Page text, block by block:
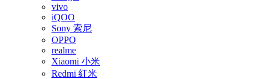
vivo
iQOO
Sony 索尼
OPPO
realme
Xiaomi 小米
Redmi 紅米